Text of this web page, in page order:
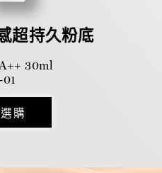
超持久粉底
30ml
購
購
購
購
購
購
購
購
購
購
購
購
購
購